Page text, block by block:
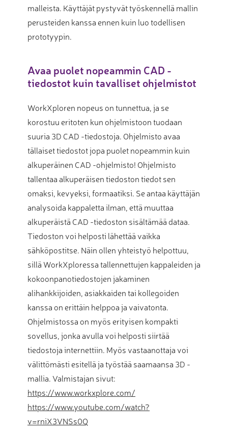
malleista. Käyttäjät pystyvät työskennellä mallin
perusteiden kanssa ennen kuin luo todellisen
prototyypin.
Avaa puolet nopeammin CAD -
tiedostot kuin tavalliset ohjelmistot
WorkXploren nopeus on tunnettua, ja se
korostuu eritoten kun ohjelmistoon tuodaan
suuria 3D CAD -tiedostoja. Ohjelmisto avaa
tällaiset tiedostot jopa puolet nopeammin kuin
alkuperäinen CAD -ohjelmisto! Ohjelmisto
tallentaa alkuperäisen tiedoston tiedot sen
omaksi, kevyeksi, formaatiksi. Se antaa käyttäjän
analysoida kappaletta ilman, että muuttaa
alkuperäistä CAD -tiedoston sisältämää dataa.
Tiedoston voi helposti lähettää vaikka
sähköpostitse. Näin ollen yhteistyö helpottuu,
sillä WorkXploressa tallennettujen kappaleiden ja
kokoonpanotiedostojen jakaminen
alihankkijoiden, asiakkaiden tai kollegoiden
kanssa on erittäin helppoa ja vaivatonta.
Ohjelmistossa on myös erityisen kompakti
sovellus, jonka avulla voi helposti siirtää
tiedostoja internettiin. Myös vastaanottaja voi
välittömästi esitellä ja työstää saamaansa 3D -
mallia. Valmistajan sivut:
https://www.workxplore.com/
https://www.youtube.com/watch?
v=rniX3VNSs0Q